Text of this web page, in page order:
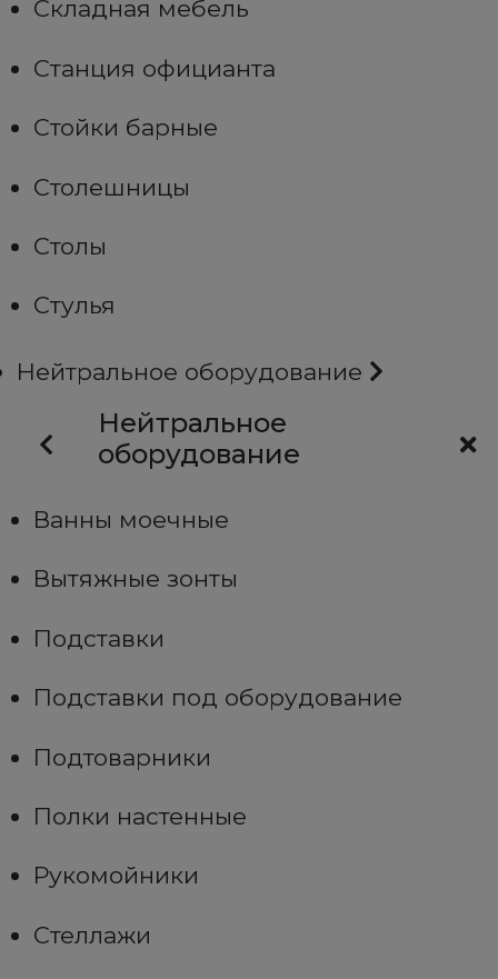
Складная мебель
Станция официанта
Стойки барные
Столешницы
Столы
Стулья
Нейтральное оборудование
Нейтральное
оборудование
Ванны моечные
Вытяжные зонты
Подставки
Подставки под оборудование
Подтоварники
Полки настенные
Рукомойники
Стеллажи